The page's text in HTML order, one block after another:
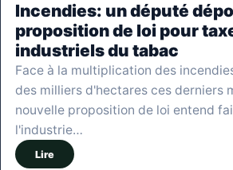
Incendies: un député
proposition de loi pour
industriels du tabac
Face à la multiplication des
des milliers d'hectares ces derniers
nouvelle proposition de loi entend
l'industrie…
Lire